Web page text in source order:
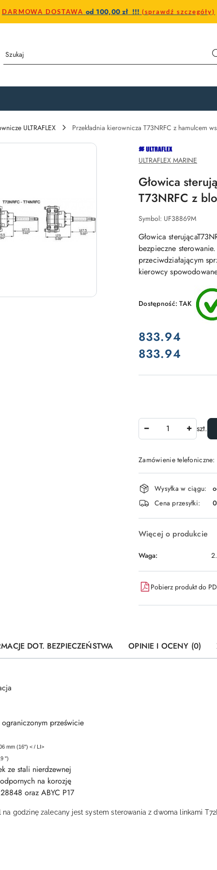
DARMOWA DOSTAWA od 100,00 zł !!! (sprawdź szczegóły)
ULTRAFLEX
Przekładnia kierownicza T73NRFC z hamulcem
NAZWA
PRODUCENTA:
ULTRAFLEX
ULTRAFLEX MARINE
Głowica
T73NRFC z
Symbol: UF38869M
Głowica
bezpieczne
przeciwdziałającym
kierowcy
Dostępność:TAK
cena:
833.94
Cena:
833.94
szt.
Zamówienie
Dostępność
i
dostawa
Wysyłka w ciągu:
Cena przesyłki:
Więcej o produkcie
Waga:
Pobierz produkt do
DOT. BEZPIECZEŃSTWA OPINIE I OCENY (0)
prześwicie
mm (16") < / LI>
")
ze stali nierdzewnej
na korozję
oraz ABYC P17
godzinę zalecany jest system sterowania z dwoma linkami